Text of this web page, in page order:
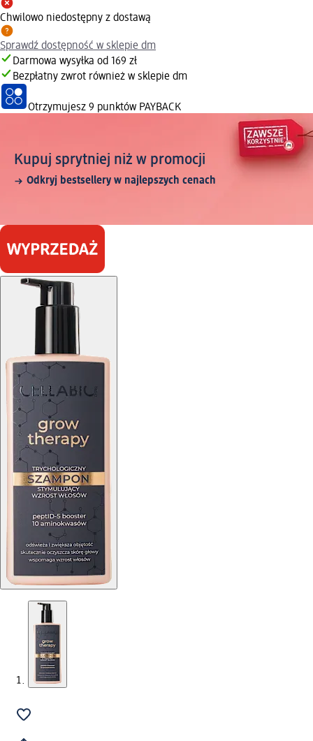
Chwilowo niedostępny z dostawą
Sprawdź dostępność w sklepie dm
Darmowa wysyłka od 169 zł
Bezpłatny zwrot również w sklepie dm
Otrzymujesz 9 punktów PAYBACK
Kupuj sprytniej niż w promocji
Odkryj bestsellery w najlepszych cenach